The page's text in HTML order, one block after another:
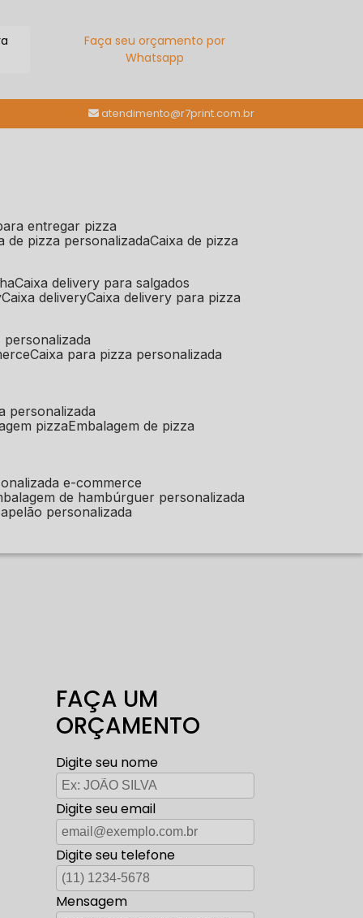
Faça seu orçamento por
Whatsapp
atendimento@r7print.com.br
entregar pizza
de pizza personalizada caixa de pizza
caixa delivery para salgados
caixa delivery caixa delivery para pizza
personalizada
caixa para pizza personalizada
personalizada
pizza embalagem de pizza
e-commerce
de hambúrguer personalizada
personalizada
FAÇA UM
ORÇAMENTO
Digite seu nome
Digite seu email
Digite seu telefone
Mensagem